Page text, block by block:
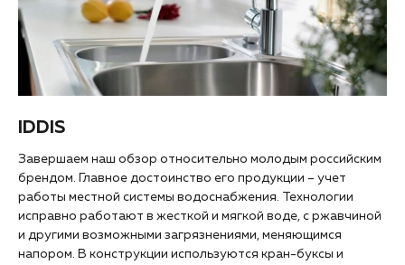
IDDIS
Завершаем наш обзор относительно молодым российским
брендом. Главное достоинство его продукции – учет
работы местной системы водоснабжения. Технологии
исправно работают в жесткой и мягкой воде, с ржавчиной
и другими возможными загрязнениями, меняющимся
напором. В конструкции используются кран-буксы и